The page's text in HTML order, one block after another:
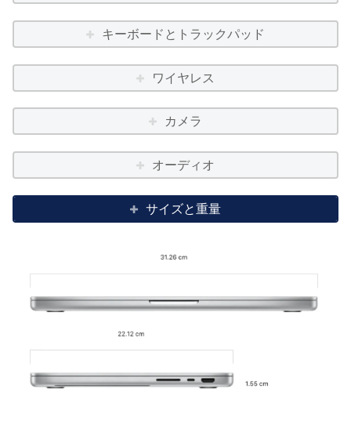
キーボードとトラックパッド
ワイヤレス
カメラ
オーディオ
サイズと重量